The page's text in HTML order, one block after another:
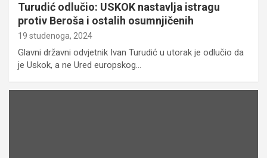
Turudić odlučio: USKOK nastavlja istragu
protiv Beroša i ostalih osumnjičenih
19 studenoga, 2024
Glavni državni odvjetnik Ivan Turudić u utorak je odlučio da
je Uskok, a ne Ured europskog…